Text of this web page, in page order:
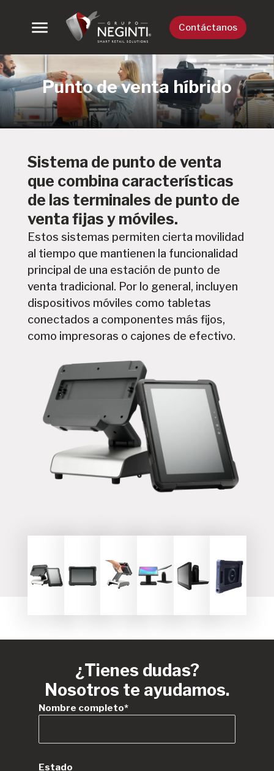
Contáctanos
Punto de venta híbrido
Sistema de punto de venta
que combina características
de las terminales de punto de
venta fijas y móviles.
Estos sistemas permiten cierta movilidad
al tiempo que mantienen la funcionalidad
principal de una estación de punto de
venta tradicional. Por lo general, incluyen
dispositivos móviles como tabletas
conectados a componentes más fijos,
como impresoras o cajones de efectivo.
¿Tienes dudas?
Nosotros te ayudamos.
Nombre completo*
Estado